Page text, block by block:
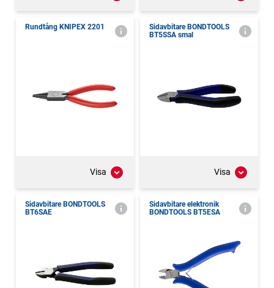
Rundtång KNIPEX 2201
Visa
Sidavbitare BONDTOOLS
BT5SSA smal
Visa
Sidavbitare BONDTOOLS
BT6SAE
Sidavbitare elektronik
BONDTOOLS BT5ESA